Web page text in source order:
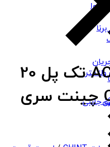
شیوا
جانبی
کلید مینیاتوری AC تک پل 20
آمپر 10kA تیپ C چینت سری